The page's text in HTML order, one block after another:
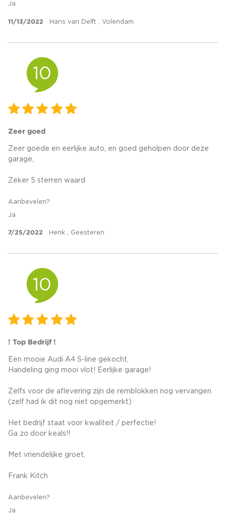
Ja
11/13/2022 Hans van Delft , Volendam
10
Zeer goed
Zeer goede en eerlijke auto, en goed geholpen door deze
garage,
Zeker 5 sterren waard
Aanbevelen?
Ja
7/25/2022 Henk , Geesteren
10
! Top Bedrijf !
Een mooie Audi A4 S-line gekocht,
Handeling ging mooi vlot! Eerlijke garage!
Zelfs voor de aflevering zijn de remblokken nog vervangen
(zelf had ik dit nog niet opgemerkt)
Het bedrijf staat voor kwaliteit / perfectie!
Ga zo door keals!!
Met vriendelijke groet,
Frank Kitch
Aanbevelen?
Ja